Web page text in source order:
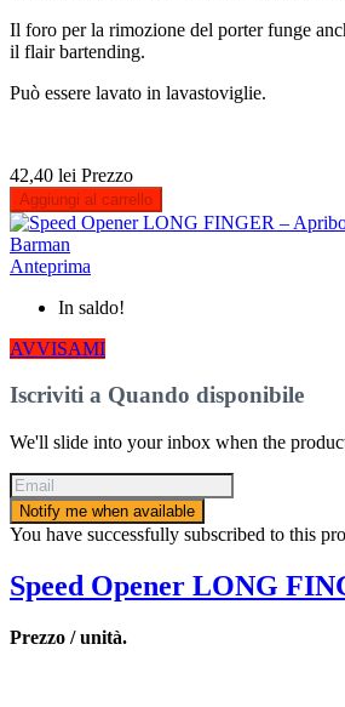
Il foro per la rimozione del porter funge
il flair bartending.
Può essere lavato in lavastoviglie.
42,40 lei Prezzo
Aggiungi al carrello
Anteprima
In saldo!
AVVISAMI
Iscriviti a Quando disponibile
We'll slide into your inbox when the
Notify me when available
You have successfully subscribed to this
Speed Opener LONG
Prezzo / unità.